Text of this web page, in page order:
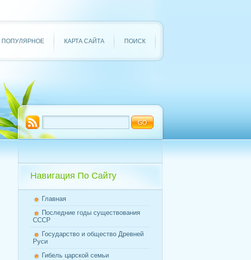
ПОПУЛЯРНОЕ КАРТА САЙТА ПОИСК
Навигация По Сайту
Главная
Последние годы существования
СССР
Государство и общество Древней
Руси
Гибель царской семьи